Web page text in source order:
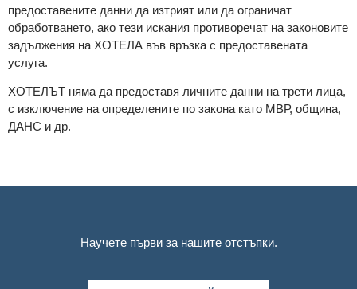
предоставените данни да изтрият или да ограничат
обработването, ако тези искания противоречат на законовите
задължения на ХОТЕЛА във връзка с предоставената
услуга.
ХОТЕЛЪТ няма да предоставя личните данни на трети лица,
с изключение на определените по закона като МВР, община,
ДАНС и др.
Научете първи за нашите отстъпки.